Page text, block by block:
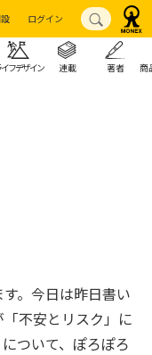
ログイン
フデザイン 連載 著者 商
。今日は昨日書い
不安とリスク」に
ついて、ぽろぽろ